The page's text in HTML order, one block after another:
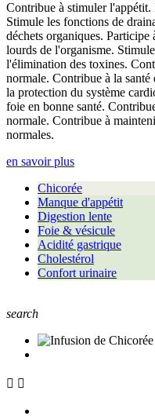
(29 avis)
Contribue à stimuler
Stimule les fonctions de
déchets organiques.
lourds de l'organisme.
l'élimination des toxines.
normale. Contribue à la santé
la protection du système
foie en bonne santé.
normale. Contribue à
normales.
en savoir plus
Chicorée
Manque d'appétit
Digestion lente
Foie & vésicule
Acidité gastrique
Cholestérol
Confort urinaire
search
 